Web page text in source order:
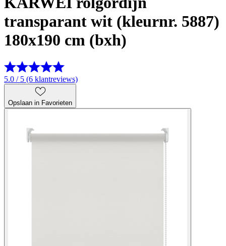
transparant wit (kleurnr. 5887)
180x190 cm (bxh)
5.0 / 5 (6 klantreviews)
Opslaan in Favorieten